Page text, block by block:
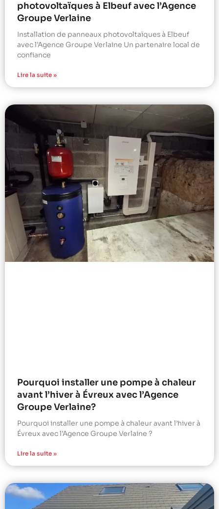
photovoltaïques à Elbeuf avec l’Agence
Groupe Verlaine
Installation de panneaux photovoltaïques à Elbeuf
avec l’Agence Groupe Verlaine Un partenaire local de
confiance
Lire la suite »
Pourquoi installer une pompe à chaleur
avant l’hiver à Évreux avec l’Agence
Groupe Verlaine?
Pourquoi installer une pompe à chaleur avant l’hiver à
Évreux avec l’Agence Groupe Verlaine ?
Lire la suite »